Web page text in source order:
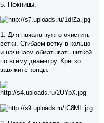
5. Ножницы.
1. Для начала нужно очистить
ветки. Сгибаем ветку в кольцо
и начинаем обматывать ниткой
по всему диаметру. Крепко
завяжите концы.